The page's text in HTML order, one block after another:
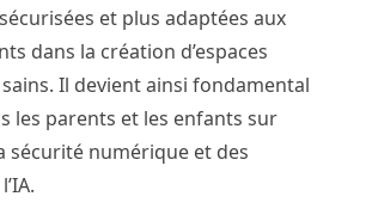
et plus adaptées aux
dans la création d’espaces
Il devient ainsi fondamental
les parents et les enfants sur
sécurité numérique et des